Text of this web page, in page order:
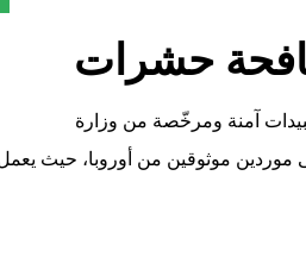
حشرات
آمنة ومرخّصة من وزارة
موردين موثوقين من أوروبا، حيث